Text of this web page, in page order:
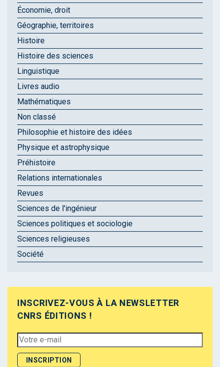
Économie, droit
Géographie, territoires
Histoire
Histoire des sciences
Linguistique
Livres audio
Mathématiques
Non classé
Philosophie et histoire des idées
Physique et astrophysique
Préhistoire
Relations internationales
Revues
Sciences de l'ingénieur
Sciences politiques et sociologie
Sciences religieuses
Société
INSCRIVEZ-VOUS À LA NEWSLETTER
CNRS ÉDITIONS !